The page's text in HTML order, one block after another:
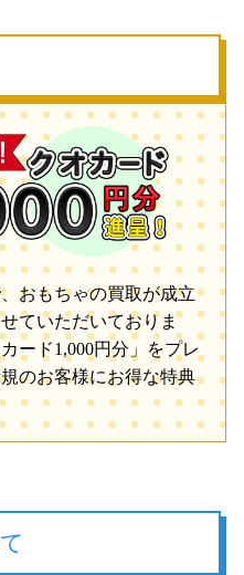
おもちゃの買取が成立
ていただいておりま
ード1,000円分」をプレ
のお客様にお得な特典